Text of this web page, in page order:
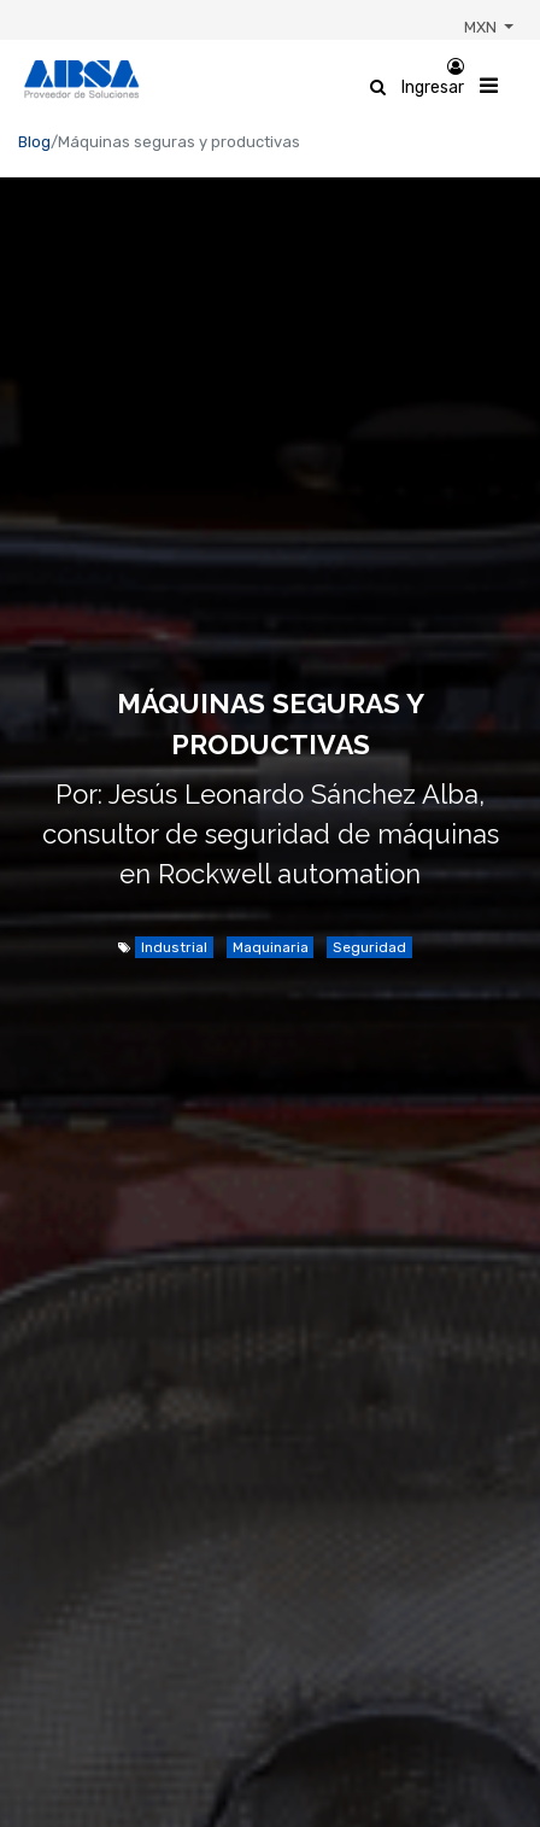
MXN
Ingresar
Blog Máquinas seguras y productivas
MÁQUINAS SEGURAS Y
PRODUCTIVAS
Por: Jesús Leonardo Sánchez Alba,
consultor de seguridad de máquinas
en Rockwell automation
Industrial Maquinaria Seguridad